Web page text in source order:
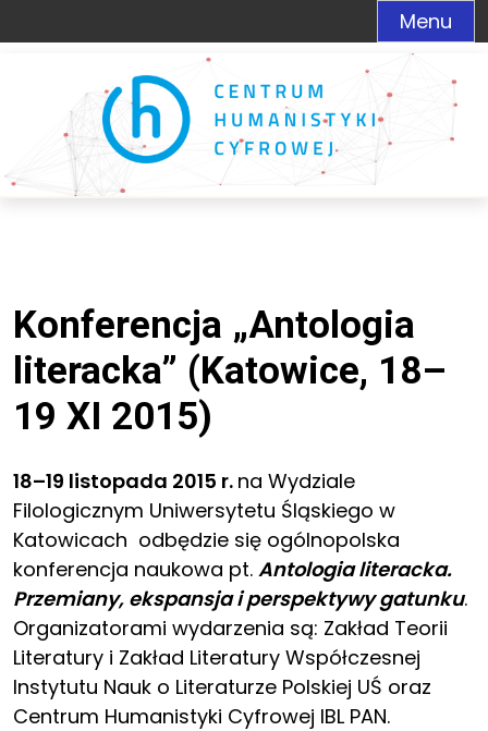
Menu
Konferencja „Antologia
literacka” (Katowice, 18–
19 XI 2015)
18–19 listopada 2015 r. na Wydziale
Filologicznym Uniwersytetu Śląskiego w
Katowicach odbędzie się ogólnopolska
konferencja naukowa pt. Antologia literacka.
Przemiany, ekspansja i perspektywy gatunku.
Organizatorami wydarzenia są: Zakład Teorii
Literatury i Zakład Literatury Współczesnej
Instytutu Nauk o Literaturze Polskiej UŚ oraz
Centrum Humanistyki Cyfrowej IBL PAN.